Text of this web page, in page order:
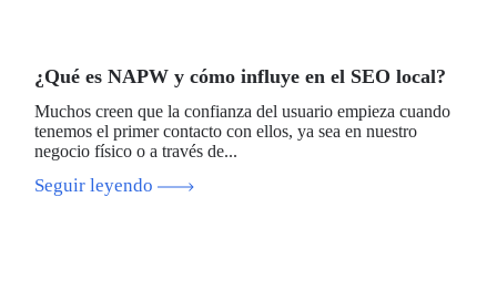
¿Qué es NAPW y cómo influye en el SEO local?
Muchos creen que la confianza del usuario empieza cuando
tenemos el primer contacto con ellos, ya sea en nuestro
negocio físico o a través de...
Seguir leyendo